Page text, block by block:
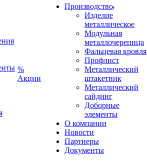
%
Акции
Производство
Изделие
металлическое
Модульная
металлочерепица
Фальцевая кровля
Профлист
Металлический
штакетник
Металлический
сайдинг
Доборные
элементы
О компании
Новости
Партнеры
Документы